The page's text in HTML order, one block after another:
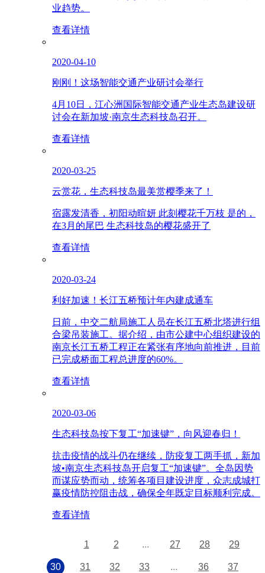
业趋势。
查看详情
2020-04-10
刚刚！这场智能交通产业研讨会举行
4月10日，江心洲国际智能交通产业生态岛建设研
讨会在新加坡·南京生态科技岛召开。
查看详情
2020-03-25
云赏花，生态科技岛最美赏樱季来了！
宿露发清香，初阳动暄妍 此刻樱花千万枝 是的，
在3月的尾巴 生态科技岛的樱花盛开了
查看详情
2020-03-24
利好加速！长江五桥预计年内建成通车
日前，中交二航局施工人员在长江五桥北塔进行组
合梁吊装施工。据介绍，由市公建中心组织建设的
南京长江五桥工程正在紧张有序地向前推进，目前
已完成桥面工程总进度的60%。
查看详情
2020-03-06
生态科技岛按下复工“加速键”，向风迎春归！
抗击疫情的战斗仍在继续，防疫复工两手抓，新加
坡•南京生态科技岛开启复工“加速键”。全岛因势
而谋应势而动，统筹各项目建设进度，众志成城打
赢疫情防控阻击战，确保全年既定目标顺利完成。
查看详情
1 2 ... 27 28 29
30 31 32 33 ... 36 37